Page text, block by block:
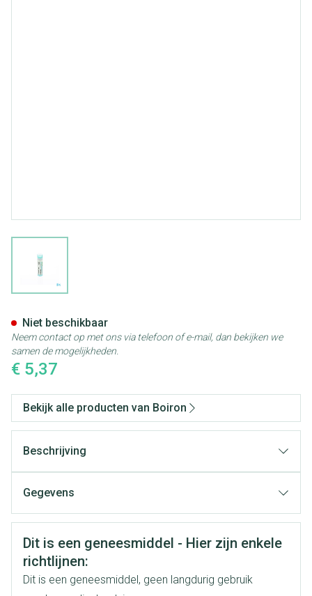
€ 5,37
Niet beschikbaar
Neem contact op met ons via telefoon of e-mail, dan bekijken we
samen de mogelijkheden.
Bekijk alle producten van Boiron
Beschrijving
Gegevens
CNK 3132172
Organisaties
Veiligheidsinformatie
Dit is een geneesmiddel - Hier zijn enkele
richtlijnen:
Dit is een geneesmiddel, geen langdurig gebruik